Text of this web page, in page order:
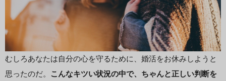
むしろあなたは自分の心を守るために、婚活をお休みしようと
思ったのだ。 こんなキツい状況の中で、ちゃんと正しい判断を